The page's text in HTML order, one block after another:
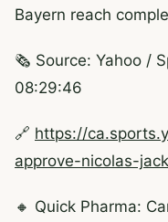
Bayern reach
🗞️ Source: Yahoo /
08:29:46
🔗 https://
approve-nicolas-
🔸 Quick Pharma: